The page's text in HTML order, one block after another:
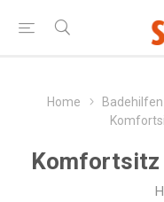
Home Badehilfen
Komfortsitz